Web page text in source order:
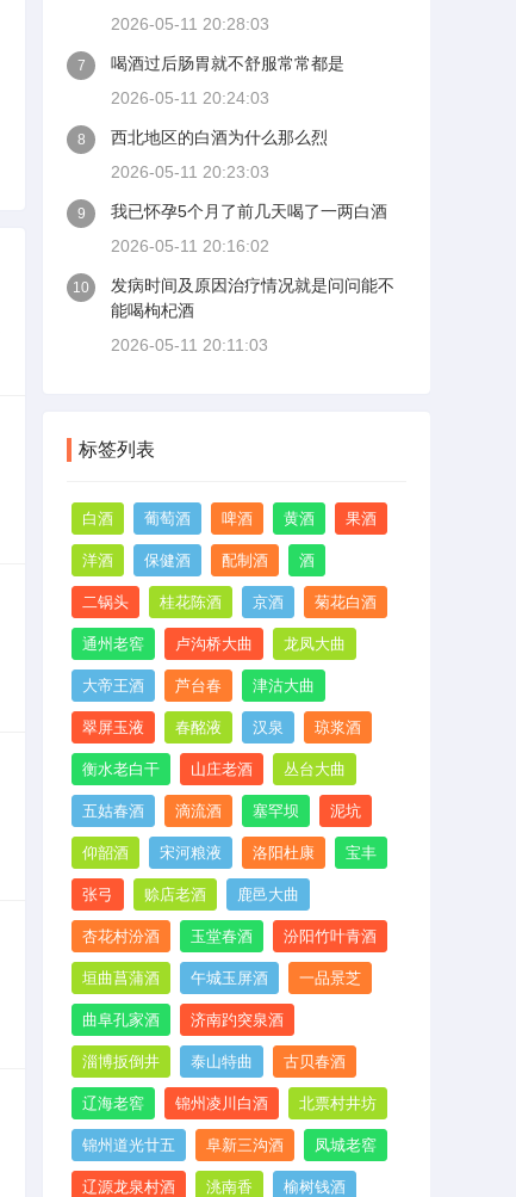
2026-05-11 20:28:03
7
喝酒过后肠胃就不舒服常常都是
2026-05-11 20:24:03
8
西北地区的白酒为什么那么烈
2026-05-11 20:23:03
9
我已怀孕5个月了前几天喝了一两白酒
2026-05-11 20:16:02
10
发病时间及原因治疗情况就是问问能不
能喝枸杞酒
2026-05-11 20:11:03
标签列表
白酒 葡萄酒 啤酒 黄酒 果酒
洋酒 保健酒 配制酒 酒
二锅头 桂花陈酒 京酒 菊花白酒
通州老窖 卢沟桥大曲 龙凤大曲
大帝王酒 芦台春 津沽大曲
翠屏玉液 春酩液 汉泉 琼浆酒
衡水老白干 山庄老酒 丛台大曲
五姑春酒 滴流酒 塞罕坝 泥坑
仰韶酒 宋河粮液 洛阳杜康 宝丰
张弓 赊店老酒 鹿邑大曲
杏花村汾酒 玉堂春酒 汾阳竹叶青酒
垣曲菖蒲酒 午城玉屏酒 一品景芝
曲阜孔家酒 济南趵突泉酒
淄博扳倒井 泰山特曲 古贝春酒
辽海老窖 锦州凌川白酒 北票村井坊
锦州道光廿五 阜新三沟酒 凤城老窖
辽源龙泉村酒 洮南香 榆树钱酒